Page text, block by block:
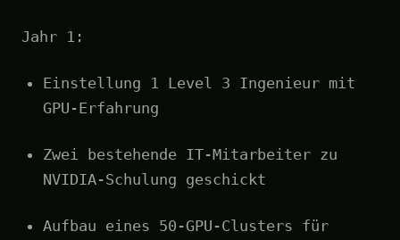
Jahr 1:
Einstellung 1 Level 3 Ingenieur mit
GPU-Erfahrung
Zwei bestehende IT-Mitarbeiter zu
NVIDIA-Schulung geschickt
Aufbau eines 50-GPU-Clusters für